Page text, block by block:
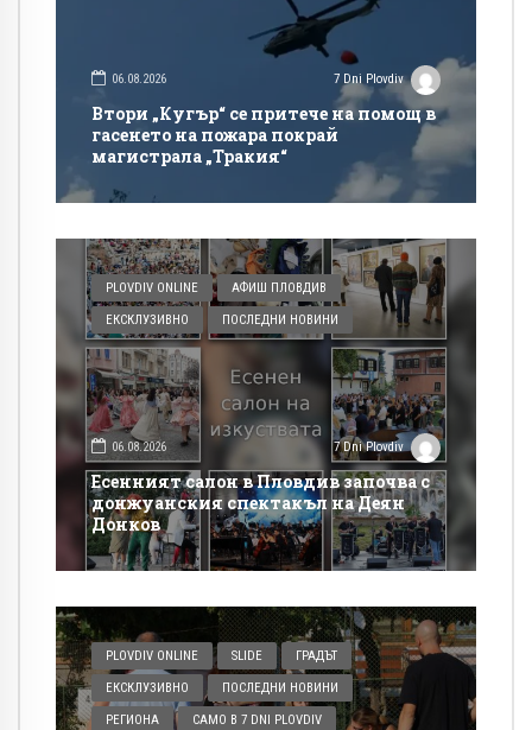
06.08.2026 7 Dni Plovdiv
Втори „Кугър“ се притече на помощ в
гасенето на пожара покрай
магистрала „Тракия“
PLOVDIV ONLINE АФИШ ПЛОВДИВ
ЕКСКЛУЗИВНО ПОСЛЕДНИ НОВИНИ
06.08.2026 7 Dni Plovdiv
Есенният салон в Пловдив започва с
донжуанския спектакъл на Деян
Донков
PLOVDIV ONLINE SLIDE ГРАДЪТ
ЕКСКЛУЗИВНО ПОСЛЕДНИ НОВИНИ
РЕГИОНА САМО В 7 DNI PLOVDIV